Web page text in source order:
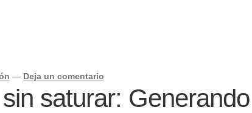
— Deja un comentario
saturar: Generando